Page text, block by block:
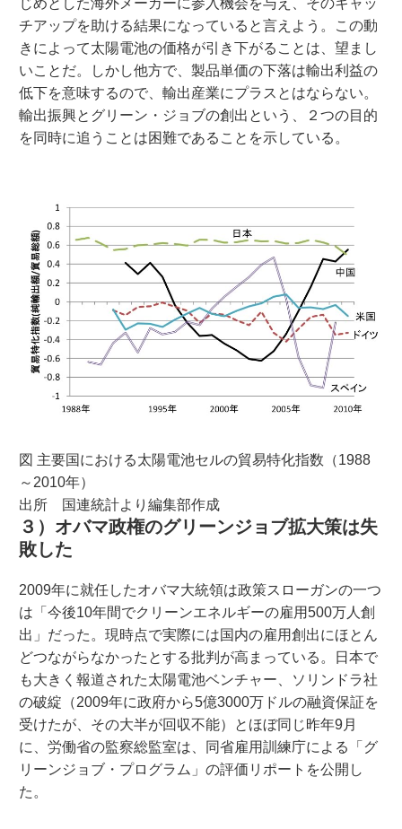
じめとした海外メーカーに参入機会を与え、そのキャッ
チアップを助ける結果になっていると言えよう。この動
きによって太陽電池の価格が引き下がることは、望まし
いことだ。しかし他方で、製品単価の下落は輸出利益の
低下を意味するので、輸出産業にプラスとはならない。
輸出振興とグリーン・ジョブの創出という、２つの目的
を同時に追うことは困難であることを示している。
図 主要国における太陽電池セルの貿易特化指数（1988
～2010年）
出所 国連統計より編集部作成
３）オバマ政権のグリーンジョブ拡大策は失
敗した
2009年に就任したオバマ大統領は政策スローガンの一つ
は「今後10年間でクリーンエネルギーの雇用500万人創
出」だった。現時点で実際には国内の雇用創出にほとん
どつながらなかったとする批判が高まっている。日本で
も大きく報道された太陽電池ベンチャー、ソリンドラ社
の破綻（2009年に政府から5億3000万ドルの融資保証を
受けたが、その大半が回収不能）とほぼ同じ昨年9月
に、労働省の監察総監室は、同省雇用訓練庁による「グ
リーンジョブ・プログラム」の評価リポートを公開し
た。